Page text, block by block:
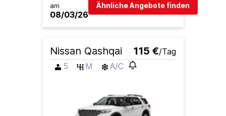
am
08/03/26
Ähnliche Angebote finden
Nissan Qashqai 115 €/Tag
5
M A/C